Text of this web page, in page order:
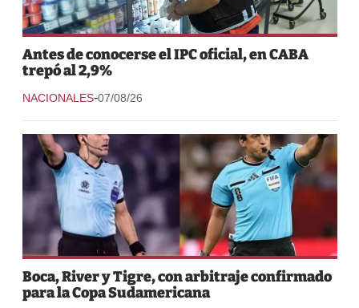
Antes de conocerse el IPC oficial, en CABA
trepó al 2,9%
NACIONALES-07/08/26
Boca, River y Tigre, con arbitraje confirmado
para la Copa Sudamericana